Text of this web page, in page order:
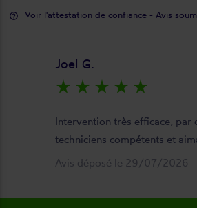
help_outline Voir l'attestation de confiance - Avis
Joel G.
star_rate star_rate star_rate star_rate star_rate
Intervention très efficace, par
techniciens compétents et
Avis déposé le 29/07/2026